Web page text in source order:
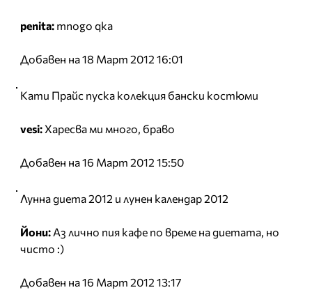
penita: mnogo qka
Добавен на 18 Март 2012 16:01
Кати Прайс пуска колекция бански костюми
vesi:Харесва ми много, браво
Добавен на 16 Март 2012 15:50
Лунна диета 2012 и лунен календар 2012
Йони: Аз лично пия кафе по време на диетата, но
чисто :)
Добавен на 16 Март 2012 13:17